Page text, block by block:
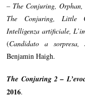
– The Conjuring, Orphan,
The Conjuring, Little
Intelligenza artificiale,
(Candidato a sorpresa,
Benjamin Haigh.
The Conjuring 2 –
2016.